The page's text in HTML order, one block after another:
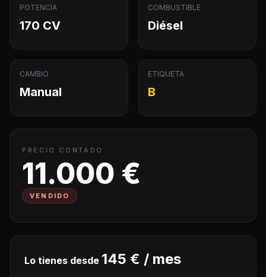
POTENCIA
170 CV
COMBUSTIBLE
Diésel
CAMBIO
Manual
ETIQUETA
B
PRECIO CONTADO
11.000 €
VENDIDO
Lo tienes desde 145 € / mes